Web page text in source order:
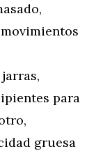
para
gruesa